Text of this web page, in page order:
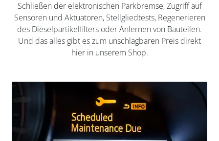
Schließen der elektronischen Parkbremse, Zugriff auf
Sensoren und Aktuatoren, Stellgliedtests, Regenerieren
des Dieselpartikelfilters oder Anlernen von Bauteilen.
Und das alles gibt es zum unschlagbaren Preis direkt
hier in unserem Shop.